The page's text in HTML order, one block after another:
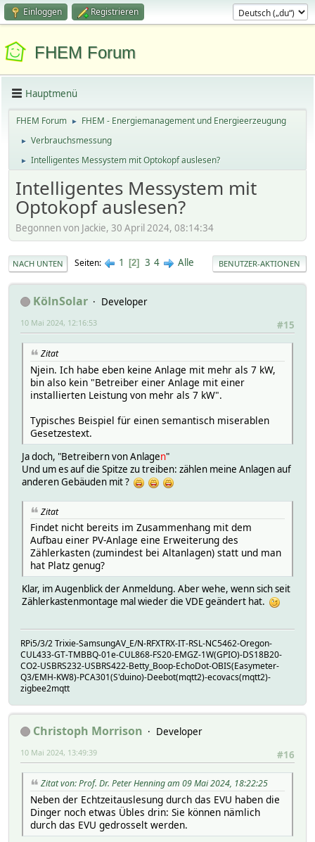
Einloggen Registrieren
FHEM Forum
Hauptmenü
FHEM Forum ► FHEM - Energiemanagement und Energieerzeugung
► Verbrauchsmessung
► Intelligentes Messystem mit Optokopf auslesen?
Intelligentes Messystem mit
Optokopf auslesen?
Begonnen von Jackie, 30 April 2024, 08:14:34
NACH UNTEN Seiten 1 2 3 4 Alle BENUTZER-AKTIONEN
KölnSolar
Developer
#15
10 Mai 2024, 12:16:53
Zitat
Njein. Ich habe eben keine Anlage mit mehr als 7 kW,
bin also kein "Betreiber einer Anlage mit einer
installierten Leistung von mehr als 7 kW".
Typisches Beispiel für einen semantisch miserablen
Gesetzestext.
Ja doch, "Betreibern von Anlagen"
Und um es auf die Spitze zu treiben: zählen meine Anlagen auf
anderen Gebäuden mit ?
Zitat
Findet nicht bereits im Zusammenhang mit dem
Aufbau einer PV-Anlage eine Erweiterung des
Zählerkasten (zumindest bei Altanlagen) statt und man
hat Platz genug?
Klar, im Augenblick der Anmeldung. Aber wehe, wenn sich seit
Zählerkastenmontage mal wieder die VDE geändert hat.
RPi5/3/2 Trixie-SamsungAV_E/N-RFXTRX-IT-RSL-NC5462-Oregon-
CUL433-GT-TMBBQ-01e-CUL868-FS20-EMGZ-1W(GPIO)-DS18B20-
CO2-USBRS232-USBRS422-Betty_Boop-EchoDot-OBIS(Easymeter-
Q3/EMH-KW8)-PCA301(S'duino)-Deebot(mqtt2)-ecovacs(mqtt2)-
zigbee2mqtt
Christoph Morrison
Developer
#16
10 Mai 2024, 13:49:39
Zitat von: Prof. Dr. Peter Henning am 09 Mai 2024, 18:22:25
Neben der Echtzeitauslesung durch das EVU haben die
Dinger noch etwas Übles drin: Sie können nämlich
durch das EVU gedrosselt werden.